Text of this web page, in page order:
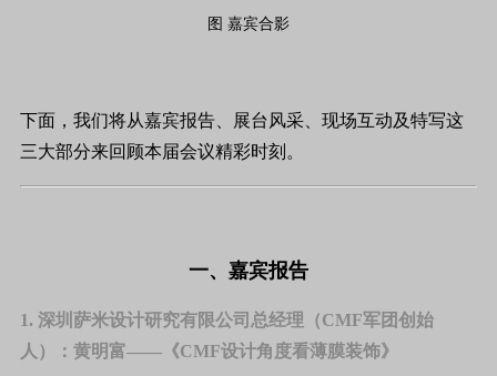
图 嘉宾合影
下面，我们将从嘉宾报告、展台风采、现场互动及特写这
三大部分来回顾本届会议精彩时刻。
一、嘉宾报告
1. 深圳萨米设计研究有限公司总经理（CMF军团创始
人）：黄明富——《CMF设计角度看薄膜装饰》